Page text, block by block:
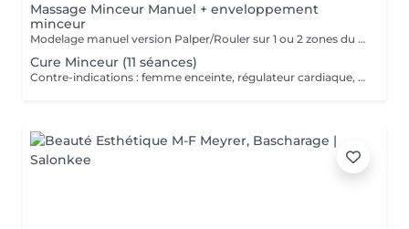
Massage Minceur Manuel + enveloppement
minceur
Modelage manuel version Palper/Rouler sur 1 ou 2 zones du corps. Application ensuite d'un enveloppement aux propriétés amincissantes sur ces mêmes zones.
Cure Minceur (11 séances)
Contre-indications : femme enceinte, régulateur cardiaque, stérilet, maladie grave : conseils auprès de votre esthéticienne Programme de perte en cm et anticellulite Séance 1 : Bilan personnalisé + Massage drainant lymphatique corps (esthétique méthode Leduc) (50 min) + UN PRODUIT CORPS POUR LE DOMICILE INCLUS Séance 2 : Massage minceur localisé sur 1 ou 2 zones + Vacuum (cupping) (40 min) Séance de 3 à 8 : Lipocavitation + Radio-fréquence 1 à 2 zones (30 min) Séance de 9 à 10 : Madérothérapie + enveloppement minceur localisé (60 min) Séance 11 : Rituel Tonicité (1h) (ce rituel comprend un drainage lymphatique et l'utilisation de radio-fréquence avec application localisée d'une crème fermeté) L'idéal étant de réaliser 2 à 3 séances par semaine pour un résultat optimal. Payable à la 1ère séance.